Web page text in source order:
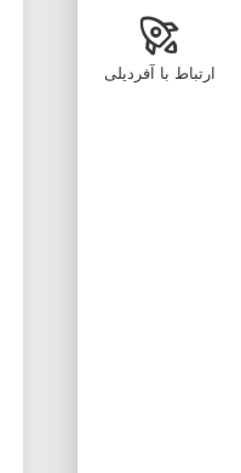
ارتباط با آفردیلی